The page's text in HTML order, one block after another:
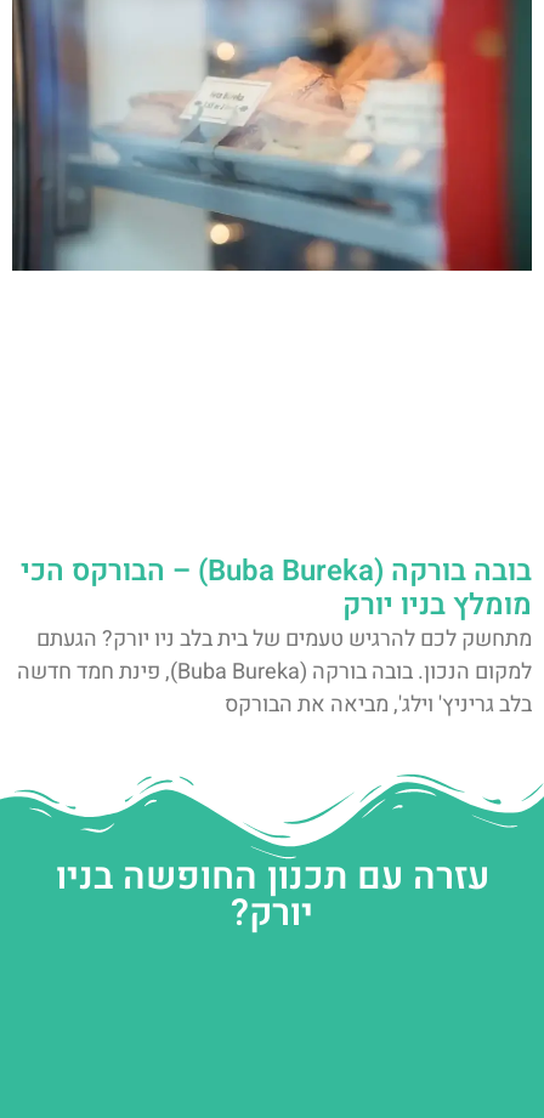
בובה בורקה (Buba Bureka) – הבורקס הכי
מומלץ בניו יורק
מתחשק לכם להרגיש טעמים של בית בלב ניו יורק? הגעתם
למקום הנכון. בובה בורקה (Buba Bureka), פינת חמד חדשה
בלב גריניץ' וילג', מביאה את הבורקס
עזרה עם תכנון החופשה בניו
יורק?